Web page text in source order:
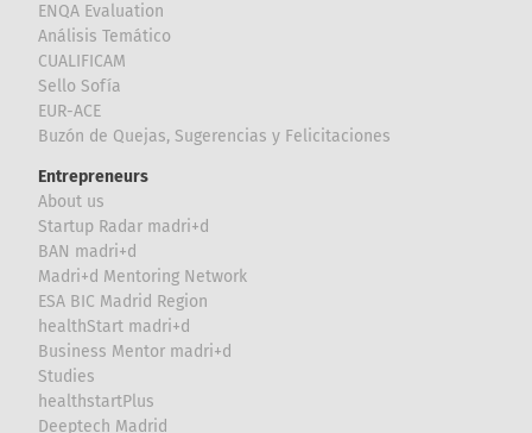
ENQA Evaluation
Análisis Temático
CUALIFICAM
Sello Sofía
EUR-ACE
Buzón de Quejas, Sugerencias y Felicitaciones
Entrepreneurs
About us
Startup Radar madri+d
BAN madri+d
Madri+d Mentoring Network
ESA BIC Madrid Region
healthStart madri+d
Business Mentor madri+d
Studies
healthstartPlus
Deeptech Madrid